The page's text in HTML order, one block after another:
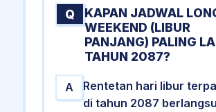
Q
KAPAN JADWAL
WEEKEND (LIBUR
PANJANG) PALING
TAHUN 2087?
A
Rentetan hari libur
di tahun 2087